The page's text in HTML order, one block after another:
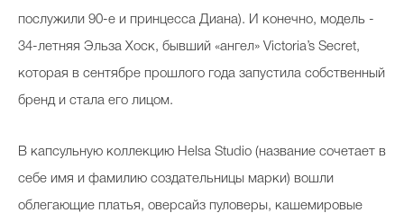
послужили 90-е и принцесса Диана). И конечно, модель -
34-летняя Эльза Хоск, бывший «ангел» Victoria’s Secret,
которая в сентябре прошлого года запустила собственный
бренд и стала его лицом.
В капсульную коллекцию Helsa Studio (название сочетает в
себе имя и фамилию создательницы марки) вошли
облегающие платья, оверсайз пуловеры, кашемировые